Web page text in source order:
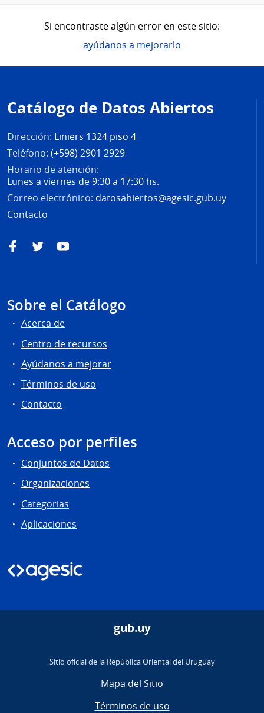
Si encontraste algún error en este sitio:
ayúdanos a mejorarlo
de
página
Catálogo de Datos Abiertos
Dirección: Liniers 1324 piso 4
Teléfono: (+598) 2901 2929
Horario de atención:
Lunes a viernes de 9:30 a 17:30 hs.
Correo electrónico: datosabiertos@agesic.gub.uy
Contacto
FacebookTwitterYouTube
Sobre el Catálogo
Acerca de
Centro de recursos
Ayúdanos a mejorar
Términos de uso
Contacto
Acceso por perfiles
Conjuntos de Datos
Organizaciones
Categorias
Aplicaciones
gub.uy
Sitio oficial de la República Oriental del Uruguay
Mapa del Sitio
Términos de uso